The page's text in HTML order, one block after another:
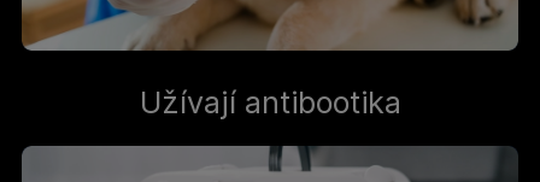
Užívají antibootika